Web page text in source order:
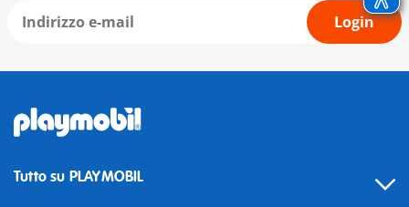
Login
Tutto su PLAYMOBIL